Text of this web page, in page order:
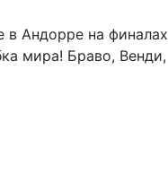
в Андорре на финалах
мира! Браво, Венди,